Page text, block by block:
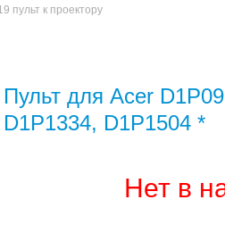
пульт к проектору
Пульт для Acer
D1P1334, D1P1504 *
Нет в